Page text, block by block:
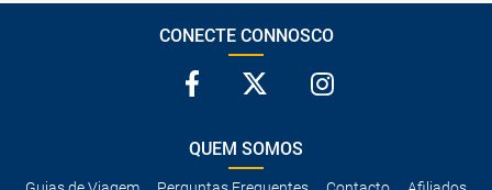
CONECTE CONNOSCO
QUEM SOMOS